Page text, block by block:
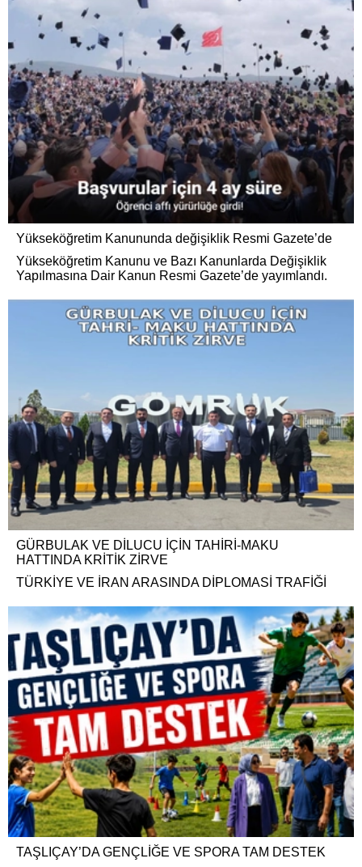
Yükseköğretim Kanununda değişiklik Resmi Gazete’de
Yükseköğretim Kanunu ve Bazı Kanunlarda Değişiklik
Yapılmasına Dair Kanun Resmi Gazete’de yayımlandı.
GÜRBULAK VE DİLUCU İÇİN TAHİRİ-MAKU
HATTINDA KRİTİK ZİRVE
TÜRKİYE VE İRAN ARASINDA DİPLOMASİ TRAFİĞİ
TAŞLIÇAY’DA GENÇLİĞE VE SPORA TAM DESTEK